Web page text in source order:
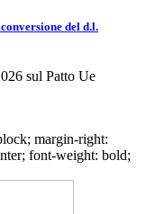
del d.l.
sul Patto Ue
margin-right:
font-weight: bold;